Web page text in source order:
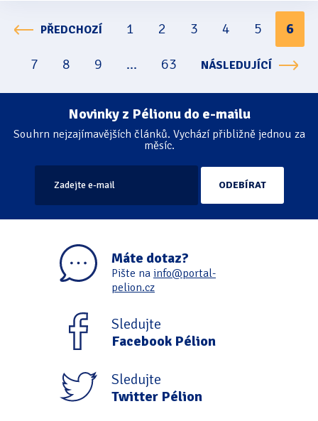
Stránkování
PŘEDCHOZÍ 1 2 3 4 5
6
7
8 9 ... 63 NÁSLEDUJÍCÍ
Novinky z Pélionu do e-mailu
Souhrn nejzajímavějších článků. Vychází přibližně jednou za
měsíc.
Máte dotaz?
Pište na info@portal-
pelion.cz
Sledujte
Facebook Pélion
Sledujte
Twitter Pélion